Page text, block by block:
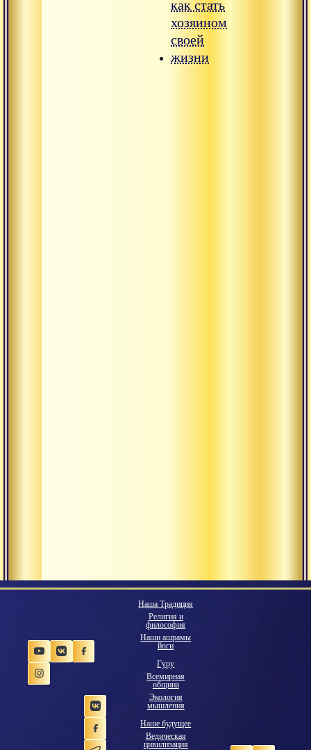
как стать
хозяином
своей
жизни
Наша Традиция
Религия и
философия
Наши ашрамы
йоги
Гуру
Всемирная
община
Экология
мышления
Наше будущее
Ведическая
цивилизация